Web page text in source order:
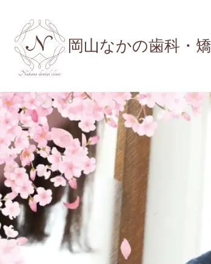
岡山なかの歯科・